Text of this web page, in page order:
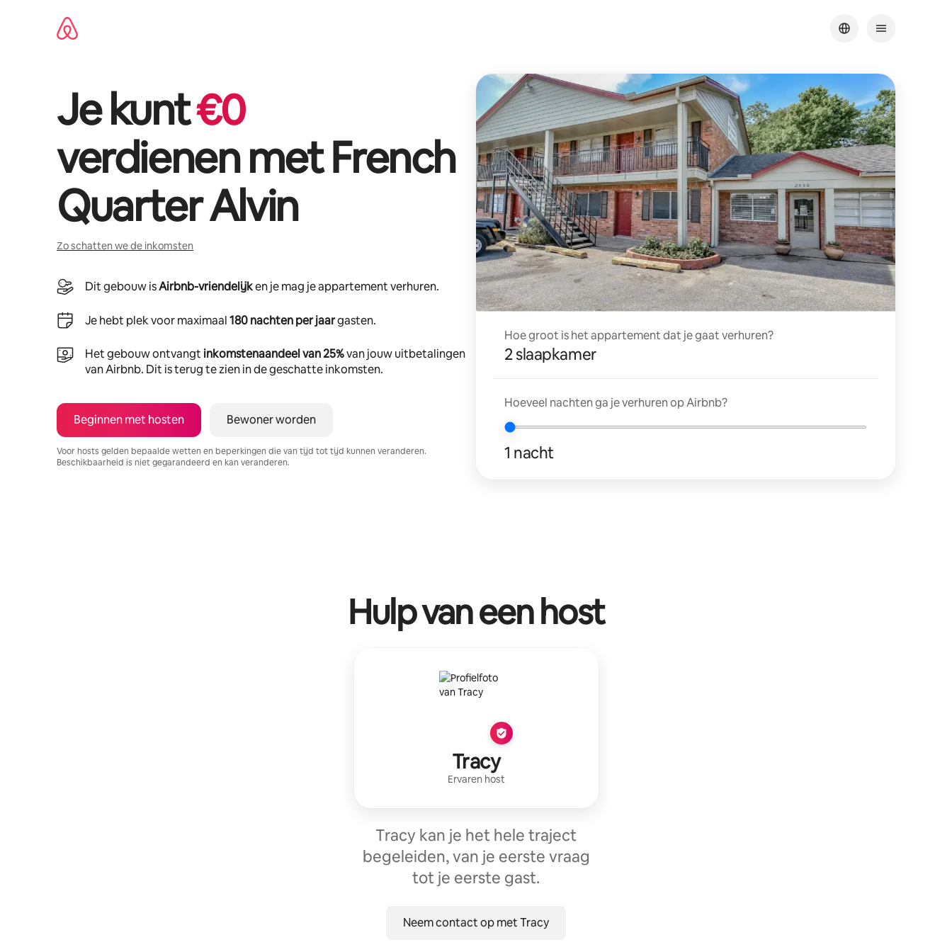
Je kunt€0
verdienen metFrench
Quarter Alvin
Zo schatten we de inkomsten
Dit gebouw isAirbnb-vriendelijken je mag je appartement verhuren.
Je hebt plek voor maximaal180 nachten per jaargasten.
Het gebouw ontvangt inkomstenaandeel van 25%van jouw uitbetalingen
van Airbnb. Dit is terug te zien in de geschatte inkomsten.
Beginnen met hosten Bewoner worden
Voor hosts gelden bepaalde wetten en beperkingen die van tijd tot tijd kunnen veranderen.
Beschikbaarheid is niet gegarandeerd en kan veranderen.
Hoe groot is het appartement dat je gaat verhuren?
2 slaapkamer
Hoeveel nachten ga je verhuren op Airbnb?
1 nacht
Hulp van een host
Tracy
Ervaren host
Tracy kan je het hele traject
begeleiden, van je eerste vraag
tot je eerste gast.
Neem contact op met Tracy